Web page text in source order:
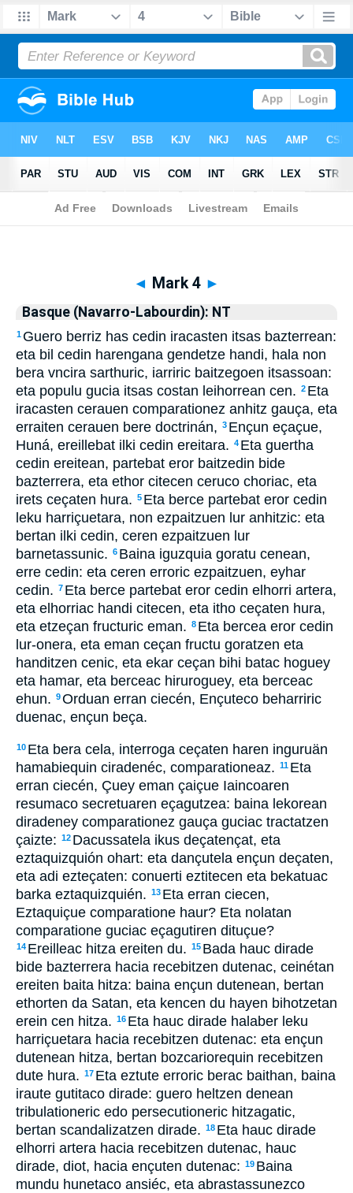
Biblia>Basque (Navarro-Labourdin): NT> Mark 4
◄ Mark 4 ►
Basque (Navarro-Labourdin): NT
1 Guero berriz has cedin iracasten itsas bazterrean:
eta bil cedin harengana gendetze handi, hala non
bera vncira sarthuric, iarriric baitzegoen itsassoan:
eta populu gucia itsas costan leihorrean cen. 2 Eta
iracasten cerauen comparationez anhitz gauça, eta
erraiten cerauen bere doctrinán, 3 Ençun eçaçue,
Huná, ereillebat ilki cedin ereitara. 4 Eta guertha
cedin ereitean, partebat eror baitzedin bide
bazterrera, eta ethor citecen ceruco choriac, eta
irets ceçaten hura. 5 Eta berce partebat eror cedin
leku harriçuetara, non ezpaitzuen lur anhitzic: eta
bertan ilki cedin, ceren ezpaitzuen lur
barnetassunic. 6 Baina iguzquia goratu cenean,
erre cedin: eta ceren erroric ezpaitzuen, eyhar
cedin. 7 Eta berce partebat eror cedin elhorri artera,
eta elhorriac handi citecen, eta itho ceçaten hura,
eta etzeçan fructuric eman. 8 Eta bercea eror cedin
lur-onera, eta eman ceçan fructu goratzen eta
handitzen cenic, eta ekar ceçan bihi batac hoguey
eta hamar, eta berceac hiruroguey, eta berceac
ehun. 9Orduan erran ciecén, Ençuteco beharriric
duenac, ençun beça.
10 Eta bera cela, interroga ceçaten haren inguruän
hamabiequin ciradenéc, comparationeaz. 11 Eta
erran ciecén, Çuey eman çaiçue Iaincoaren
resumaco secretuaren eçagutzea: baina lekorean
diradeney comparationez gauça guciac tractatzen
çaizte: 12 Dacussatela ikus deçatençat, eta
eztaquizquión ohart: eta dançutela ençun deçaten,
eta adi ezteçaten: conuerti eztitecen eta bekatuac
barka eztaquizquién. 13 Eta erran ciecen,
Eztaquiçue comparatione haur? Eta nolatan
comparatione guciac eçagutiren dituçue?
14 Ereilleac hitza ereiten du. 15 Bada hauc dirade
bide bazterrera hacia recebitzen dutenac, ceinétan
ereiten baita hitza: baina ençun dutenean, bertan
ethorten da Satan, eta kencen du hayen bihotzetan
erein cen hitza. 16 Eta hauc dirade halaber leku
harriçuetara hacia recebitzen dutenac: eta ençun
dutenean hitza, bertan bozcariorequin recebitzen
dute hura. 17 Eta eztute erroric berac baithan, baina
iraute gutitaco dirade: guero heltzen denean
tribulationeric edo persecutioneric hitzagatic,
bertan scandalizatzen dirade. 18 Eta hauc dirade
elhorri artera hacia recebitzen dutenac, hauc
dirade, diot, hacia ençuten dutenac: 19 Baina
mundu hunetaco ansiéc, eta abrastassunezco